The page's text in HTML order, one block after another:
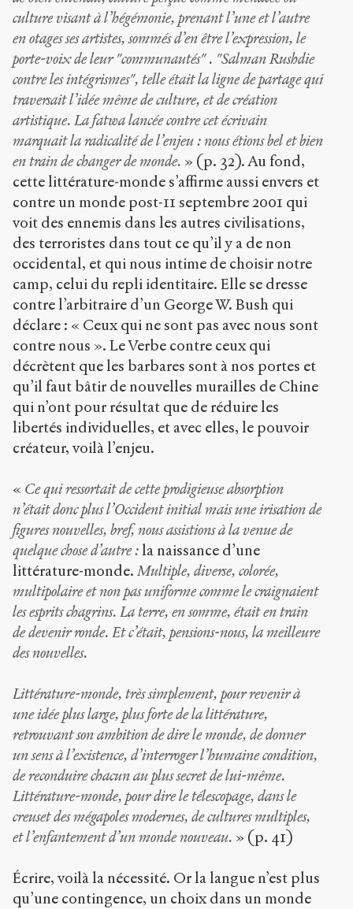
culture visant à l’hégémonie, prenant l’une et l’autre
en otages ses artistes, sommés d’en être l’expression, le
porte-voix de leur "communautés" . "Salman Rushdie
contre les intégrismes", telle était la ligne de partage qui
traversait l’idée même de culture, et de création
artistique. La fatwa lancée contre cet écrivain
marquait la radicalité de l’enjeu : nous étions bel et bien
en train de changer de monde. » (p. 32). Au fond,
cette littérature-monde s’affirme aussi envers et
contre un monde post-11 septembre 2001 qui
voit des ennemis dans les autres civilisations,
des terroristes dans tout ce qu’il y a de non
occidental, et qui nous intime de choisir notre
camp, celui du repli identitaire. Elle se dresse
contre l’arbitraire d’un George W. Bush qui
déclare : « Ceux qui ne sont pas avec nous sont
contre nous ». Le Verbe contre ceux qui
décrètent que les barbares sont à nos portes et
qu’il faut bâtir de nouvelles murailles de Chine
qui n’ont pour résultat que de réduire les
libertés individuelles, et avec elles, le pouvoir
créateur, voilà l’enjeu.
« Ce qui ressortait de cette prodigieuse absorption
n’était donc plus l’Occident initial mais une irisation de
figures nouvelles, bref, nous assistions à la venue de
quelque chose d’autre :la naissance d’une
littérature-monde. Multiple, diverse, colorée,
multipolaire et non pas uniforme comme le craignaient
les esprits chagrins. La terre, en somme, était en train
de devenir ronde. Et c’était, pensions-nous, la meilleure
des nouvelles.
Littérature-monde, très simplement, pour revenir à
une idée plus large, plus forte de la littérature,
retrouvant son ambition de dire le monde, de donner
un sens à l’existence, d’interroger l’humaine condition,
de reconduire chacun au plus secret de lui-même.
Littérature-monde, pour dire le télescopage, dans le
creuset des mégapoles modernes, de cultures multiples,
et l’enfantement d’un monde nouveau. » (p. 41)
Écrire, voilà la nécessité. Or la langue n’est plus
qu’une contingence, un choix dans un monde